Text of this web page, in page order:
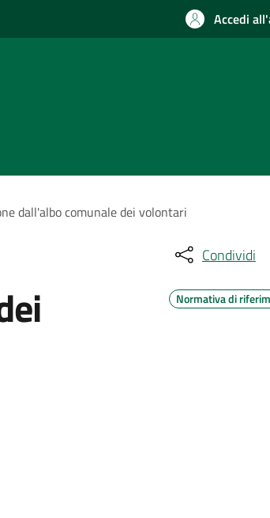
Accedi
dall'albo comunale dei volontari
Condividi
Normativa di